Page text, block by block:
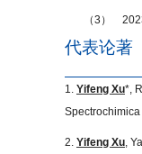
（3）
代表论著
1. Yifeng Xu*,
2. Yifeng Xu,